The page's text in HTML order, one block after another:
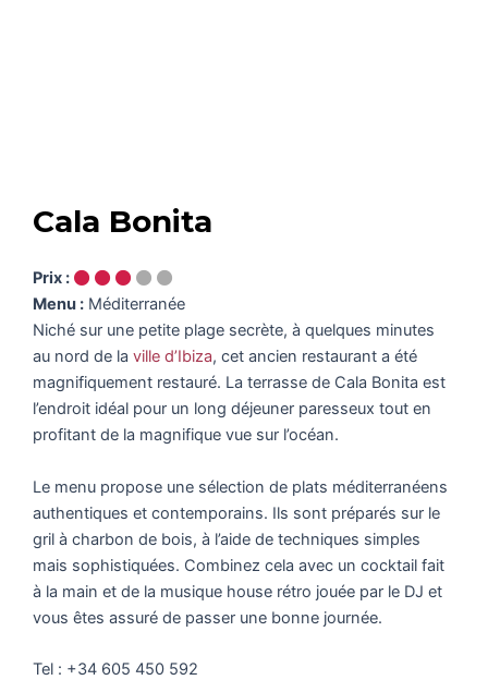
Cala Bonita
Prix :
Menu : Méditerranée
Niché sur une petite plage secrète, à quelques minutes
au nord de la ville d’Ibiza, cet ancien restaurant a été
magnifiquement restauré. La terrasse de Cala Bonita est
l’endroit idéal pour un long déjeuner paresseux tout en
profitant de la magnifique vue sur l’océan.
Le menu propose une sélection de plats méditerranéens
authentiques et contemporains. Ils sont préparés sur le
gril à charbon de bois, à l’aide de techniques simples
mais sophistiquées. Combinez cela avec un cocktail fait
à la main et de la musique house rétro jouée par le DJ et
vous êtes assuré de passer une bonne journée.
Tel : +34 605 450 592